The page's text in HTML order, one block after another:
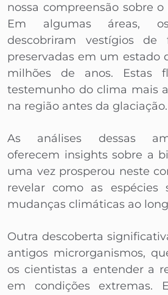
nossa compreensão sobre o
Em algumas áreas, os
descobriram vestígios de
preservadas em um estado
milhões de anos. Estas
testemunho do clima mais
na região antes da glaciação.
As análises dessas
oferecem insights sobre a
uma vez prosperou neste
revelar como as espécies
mudanças climáticas ao
Outra descoberta
antigos microrganismos,
os cientistas a entender a
em condições extremas.